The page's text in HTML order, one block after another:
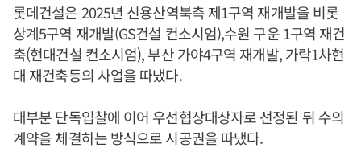
롯데건설은 2025년 신용산역북측 제1구역 재개발을 비롯
상계5구역 재개발(GS건설 컨소시엄),수원 구운 1구역 재건
축(현대건설 컨소시엄), 부산 가야4구역 재개발, 가락1차현
대 재건축등의 사업을 따냈다.
대부분 단독입찰에 이어 우선협상대상자로 선정된 뒤 수의
계약을 체결하는 방식으로 시공권을 따냈다.